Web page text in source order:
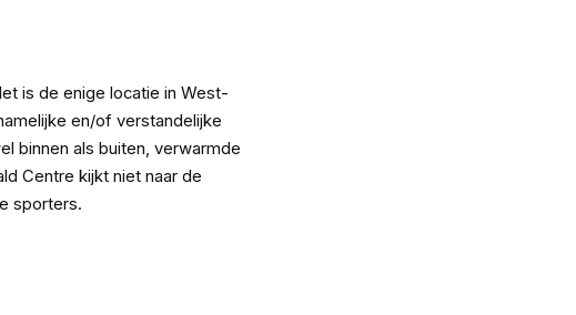
is de enige locatie in West-
en/of verstandelijke
binnen als buiten, verwarmde
Centre kijkt niet naar de
sporters.